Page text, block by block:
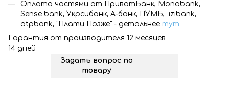
Оплата частями от ПриватБанк, Monobank,
Sense bank, Укрсибанк, А-банк, ПУМБ, izibank,
otpbank, "Плати Позже" - детальнее тут
Гарантия от производителя 12 месяцев
14 дней
Задать вопрос по
товару